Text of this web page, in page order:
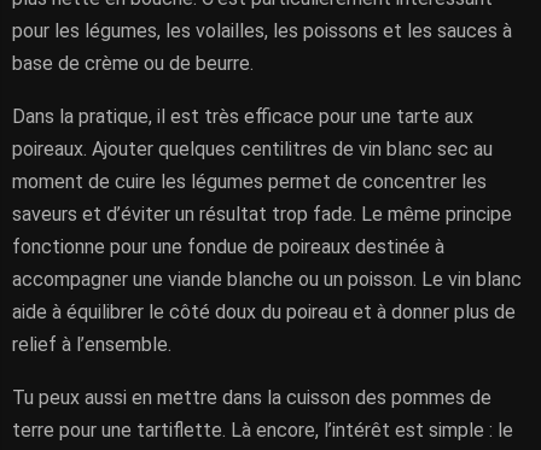
pour les légumes, les volailles, les poissons et les sauces à
base de crème ou de beurre.
Dans la pratique, il est très efficace pour une tarte aux
poireaux. Ajouter quelques centilitres de vin blanc sec au
moment de cuire les légumes permet de concentrer les
saveurs et d’éviter un résultat trop fade. Le même principe
fonctionne pour une fondue de poireaux destinée à
accompagner une viande blanche ou un poisson. Le vin blanc
aide à équilibrer le côté doux du poireau et à donner plus de
relief à l’ensemble.
Tu peux aussi en mettre dans la cuisson des pommes de
terre pour une tartiflette. Là encore, l’intérêt est simple : le